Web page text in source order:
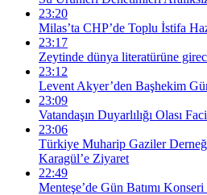
23:20
Milas’ta CHP’de Toplu İstifa
23:17
Zeytinde dünya literatürüne
23:12
Levent Akyer’den Başhekim
23:09
Vatandaşın Duyarlılığı Olası
23:06
Türkiye Muharip Gaziler
Karagül’e Ziyaret
22:49
Menteşe’de Gün Batımı